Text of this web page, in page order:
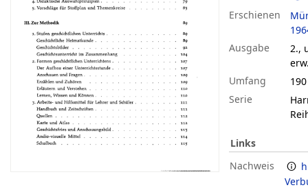
Erschienen
Ausgabe
2.,
Umfang
Serie
Links
Nachweis